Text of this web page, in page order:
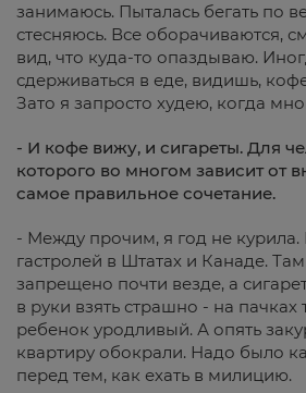
занимаюсь. Пыталась бегать по
стесняюсь. Все оборачиваются,
вид, что куда-то опаздываю.
сдерживаться в еде, видишь,
Зато я запросто худею, когда
- И кофе вижу, и сигареты. Для
которого во многом зависит от
самое правильное сочетание.
- Между прочим, я год не
гастролей в Штатах и Канаде.
запрещено почти везде, а
в руки взять страшно - на пачках
ребенок уродливый. А опять
квартиру обокрали. Надо было
перед тем, как ехать в милицию.